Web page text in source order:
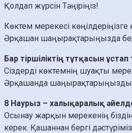
Қолдап жүрсін Тәңіріңіз!
Көктем мерекесі
Әрқашан шаңырақтарыңызда
Бар тіршіліктің тұтқасын
Сіздерді көктемнің шуақты
Әрқашанда шаңырақтарыңыздың
8 Наурыз – халықаралық
Осынау жарқын мерекенің
керек. Қашаннан бергі